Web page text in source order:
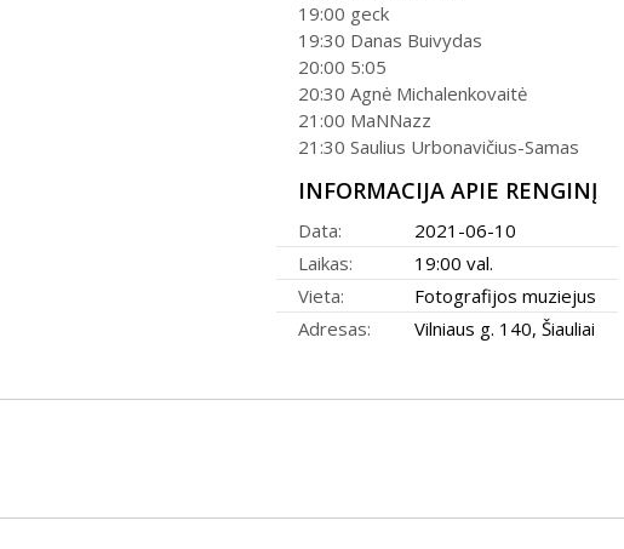
19:00 geck
19:30 Danas Buivydas
20:00 5:05
20:30 Agnė Michalenkovaitė
21:00 MaNNazz
21:30 Saulius Urbonavičius-Samas
INFORMACIJA APIE RENGINĮ
Data:
2021-06-10
Laikas:
19:00 val.
Vieta:
Fotografijos muziejus
Adresas:
Vilniaus g. 140, Šiauliai